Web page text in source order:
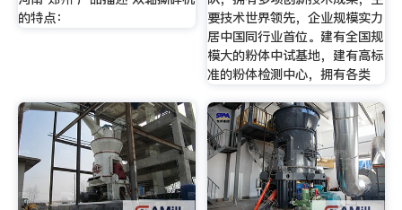
的特点：
要技术世界领先，企业规模实力
居中国同行业首位。建有全国规
模大的粉体中试基地，建有高标
准的粉体检测中心，拥有各类